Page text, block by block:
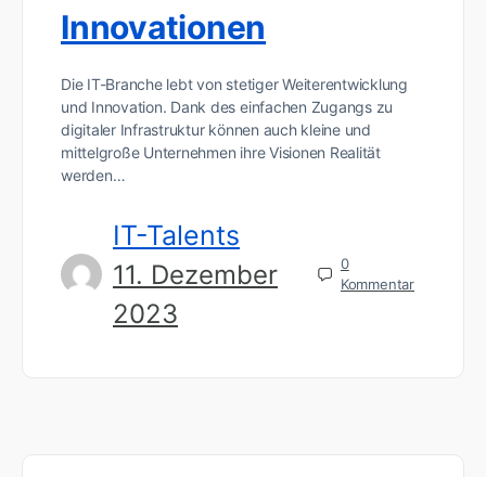
Innovationen
Die IT-Branche lebt von stetiger Weiterentwicklung
und Innovation. Dank des einfachen Zugangs zu
digitaler Infrastruktur können auch kleine und
mittelgroße Unternehmen ihre Visionen Realität
werden…
IT-Talents
11. Dezember
2023
0
Kommentar